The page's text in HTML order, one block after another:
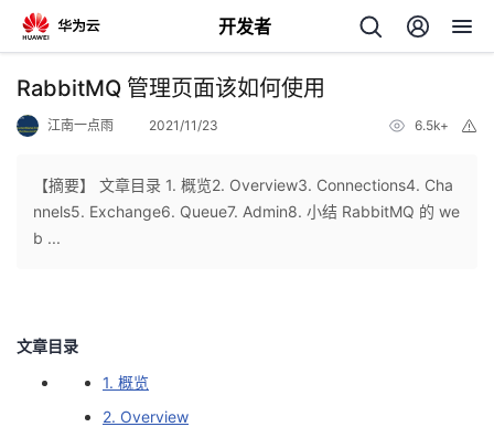
开发者
返
RabbitMQ 管理页面该如何使用
江南一点雨 2021/11/23 6.5k+
【摘要】 文章目录 1. 概览2. Overview3. Connections4. Cha
nnels5. Exchange6. Queue7. Admin8. 小结 RabbitMQ 的 we
b ...
文章目录
1. 概览
2. Overview